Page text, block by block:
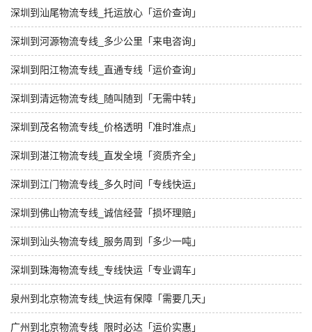
深圳到汕尾物流专线_托运放心「运价查询」
深圳到河源物流专线_多少公里「来电咨询」
深圳到阳江物流专线_直通专线「运价查询」
深圳到清远物流专线_随叫随到「无需中转」
深圳到茂名物流专线_价格透明「准时准点」
深圳到湛江物流专线_直发全境「资质齐全」
深圳到江门物流专线_多久时间「专线快运」
深圳到佛山物流专线_诚信经营「损坏理赔」
深圳到汕头物流专线_服务周到「多少一吨」
深圳到珠海物流专线_专线快运「专业调车」
泉州到北京物流专线_快运有保障「需要几天」
广州到北京物流专线_限时必达「运价实惠」